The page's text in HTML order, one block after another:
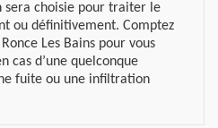
choisie pour traiter le
ou définitivement. Comptez
Les Bains pour vous
cas d’une quelconque
fuite ou une infiltration